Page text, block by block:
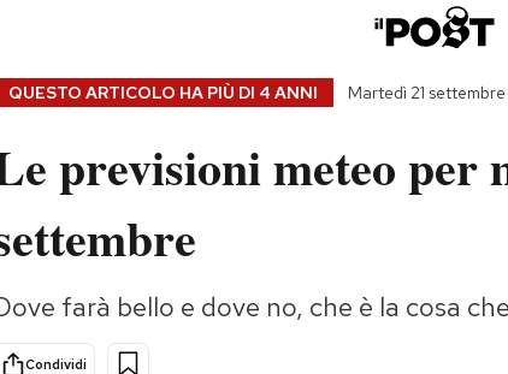
QUESTO ARTICOLO HA PIÙ DI 4 ANNI Martedì 21 settembre
previsioni meteo per
farà bello e dove no, che è la cosa
Condividi